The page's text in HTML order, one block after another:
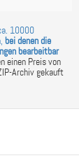
10000
bei denen die
bearbeitbar
einen Preis von
Archiv gekauft